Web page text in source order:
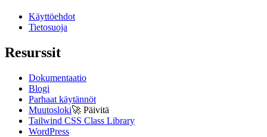
Käyttöehdot
Tietosuoja
Resurssit
Dokumentaatio
Blogi
Parhaat käytännöt
Muutosloki🚀 Päivitä
Tailwind CSS Class Library
WordPress